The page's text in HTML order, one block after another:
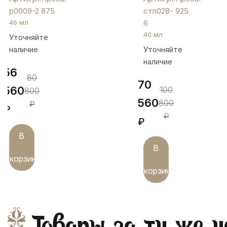
на
маленькой
ножке
«На
двоих»,
мл,
р0009-
2
р0009-2 875
46 мл
Уточняйте
наличие
56
560
₽
80
800
₽
В
корзину
небольших
серебряных
стопок
"Виноград",
стп028-
6
стп028-
6
925
40 мл
Уточняйте
наличие
70
560
₽
100
800
₽
В
корзину